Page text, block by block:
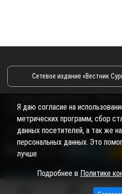
Сетевое издание «Вестник
района и Югры
Copyright © 2018- 2026
Я даю согласие на
метрических программ, сбор
данных посетителей, а так же
персональных данных. Это
лучше
Подробнее в Политике